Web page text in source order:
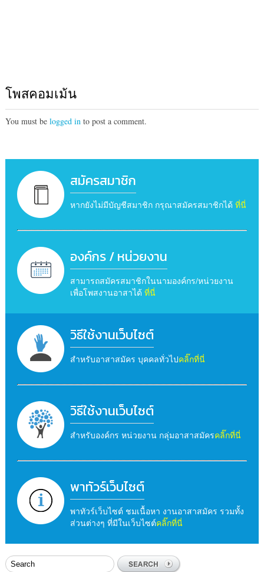
โพสคอมเม้น
You must be logged into post a comment.
สมัครสมาชิก
หากยังไม่มีบัญชีสมาชิก กรุณาสมัครสมาชิกได้ ที่นี่
องค์กร / หน่วยงาน
สามารถสมัครสมาชิกในนามองค์กร/หน่วยงาน
เพื่อโพสงานอาสาได้ ที่นี่
วิธีใช้งานเว็บไซต์
สำหรับอาสาสมัคร บุคคลทั่วไปคลิ๊กที่นี่
วิธีใช้งานเว็บไซต์
สำหรับองค์กร หน่วยงาน กลุ่มอาสาสมัครคลิ๊กที่นี่
พาทัวร์เว็บไซต์
พาทัวร์เว็บไซต์ ชมเนื้อหา งานอาสาสมัคร รวมทั้ง
ส่วนต่างๆ ที่มีในเว็บไซต์คลิ๊กที่นี่